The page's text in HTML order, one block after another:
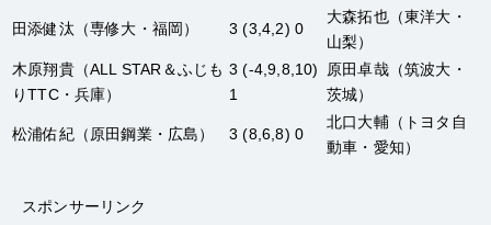
田添健汰 （専修大・福岡） 3 (3,4,2) 0
大森拓也（東洋大・
山梨）
木原翔貴（ALL STAR＆ふじも
りTTC・兵庫）
3 (-4,9,8,10)
1
原田卓哉（筑波大・
茨城）
松浦佑紀（原田鋼業・広島） 3 (8,6,8) 0
北口大輔（トヨタ自
動車・愛知）
スポンサーリンク